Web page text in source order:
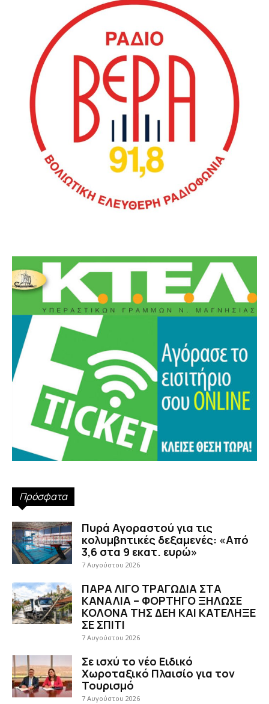
Πρόσφατα
Πυρά Αγοραστού για τις
κολυμβητικές δεξαμενές: «Από
3,6 στα 9 εκατ. ευρώ»
7 Αυγούστου 2026
ΠΑΡΑ ΛΙΓΟ ΤΡΑΓΩΔΙΑ ΣΤΑ
ΚΑΝΑΛΙΑ – ΦΟΡΤΗΓΟ ΞΗΛΩΣΕ
ΚΟΛΟΝΑ ΤΗΣ ΔΕΗ ΚΑΙ ΚΑΤΕΛΗΞΕ
ΣΕ ΣΠΙΤΙ
7 Αυγούστου 2026
Σε ισχύ το νέο Ειδικό
Χωροταξικό Πλαισίο για τον
Τουρισμό
7 Αυγούστου 2026